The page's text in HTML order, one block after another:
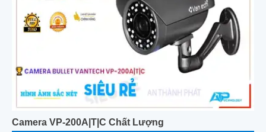
Camera VP-200A|T|C Chất Lượng